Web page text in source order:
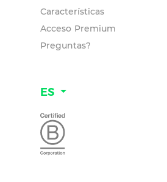
Características
Acceso Premium
Preguntas?
ES